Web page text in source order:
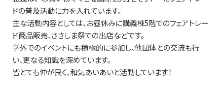
ドの普及活動に力を入れています。
主な活動内容としては、お昼休みに講義棟5階でのフェアトレー
ド商品販売、ささしま祭での出店などです。
学外でのイベントにも積極的に参加し、他団体との交流も行
い、更なる知識を深めています。
皆とても仲が良く、和気あいあいと活動しています！